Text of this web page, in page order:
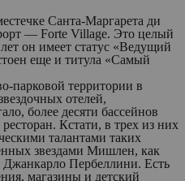
Санта-Маргарета ди
— Forte Village. Это целый
он имеет статус «Ведущий
еще и титула «Самый
парковой территории в
отелей,
более десяти бассейнов
Кстати, в трех из них
талантами таких
звездами Мишлен, как
Пербеллини. Есть
магазины и детский